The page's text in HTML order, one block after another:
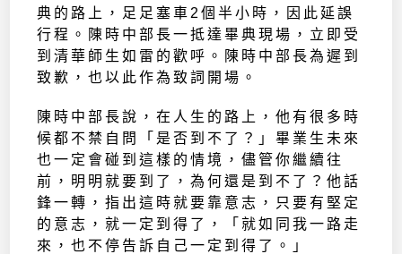
典的路上，足足塞車2個半小時，因此延誤
行程。陳時中部長一抵達畢典現場，立即受
到清華師生如雷的歡呼。陳時中部長為遲到
致歉，也以此作為致詞開場。
陳時中部長說，在人生的路上，他有很多時
候都不禁自問「是否到不了？」畢業生未來
也一定會碰到這樣的情境，儘管你繼續往
前，明明就要到了，為何還是到不了？他話
鋒一轉，指出這時就要靠意志，只要有堅定
的意志，就一定到得了，「就如同我一路走
來，也不停告訴自己一定到得了。」